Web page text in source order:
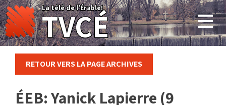
Skip
to
content
La télé de l'Érable!
TVCÉ
RETOUR VERS LA PAGE ARCHIVES
ÉEB: Yanick Lapierre (9